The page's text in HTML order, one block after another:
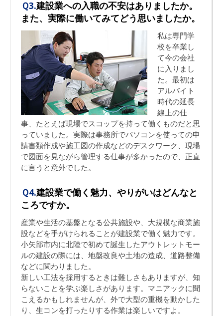
Ｑ3.建設業への入職の不安はありましたか。
また、実際に働いてみてどう思いましたか。
私は専門学
校を卒業し
て今の会社
に入りまし
た。最初は
アルバイト
時代の延長
線上の仕
事、たとえば現場でスコップを持って働くものだと思
っていました。実際は事務所でパソコンを使っての申
請書類作成や施工図の作成などのデスクワーク、現場
で図面を見ながら管理する仕事が多かったので、正直
に言うと意外でした。
Ｑ4.建設業で働く魅力、やりがいはどんなと
ころですか。
産業や生活の基盤となる公共施設や、大規模な商業施
設などを手がけられることが建設業で働く魅力です。
小矢部市内に北陸で初めて誕生したアウトレットモー
ルの建設の際には、地盤改良や土地の造成、道路整備
などに関わりました。
新しい工法を採用するときは難しさもありますが、知
らないことを学ぶ楽しさがあります。マニアックに聞
こえるかもしれませんが、外で大型の重機を動かした
り、生コンを打ったりする作業は楽しいですよ。